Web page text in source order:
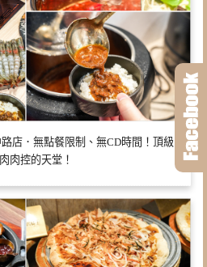
店．無點餐限制、無CD時間！頂級
肉控的天堂！